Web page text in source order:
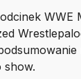
WWE
show.